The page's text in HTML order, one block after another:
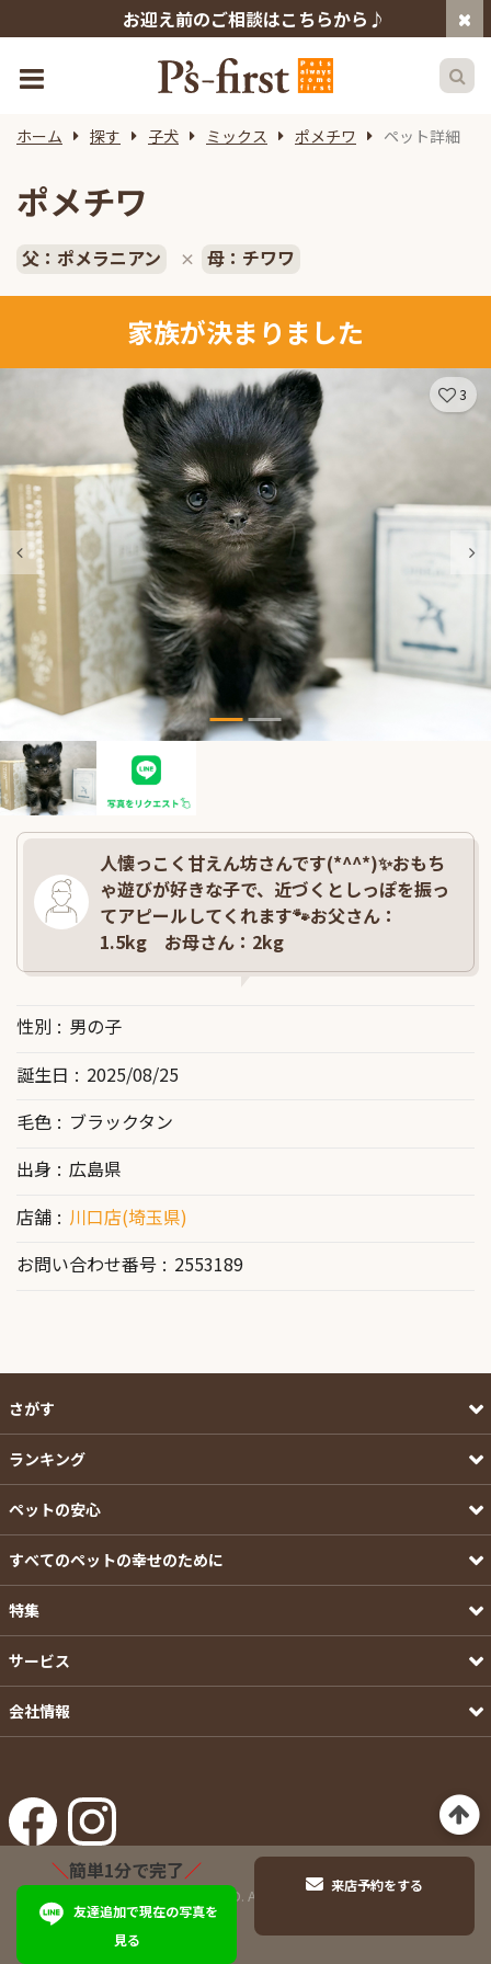
お迎え前のご相談はこちらから♪
ホーム 探す 子犬 ミックス ポメチワ ペット詳細
ポメチワ
父：ポメラニアン × 母：チワワ
家族が決まりました
3
人懐っこく甘えん坊さんです(*^^*)✨おもち
ゃ遊びが好きな子で、近づくとしっぽを振っ
てアピールしてくれます🐾お父さん：
1.5kg お母さん：2kg
性別
男の子
誕生日
2025/08/25
毛色
ブラックタン
出身
広島県
店舗
川口店(埼玉県)
お問い合わせ番号
2553189
さがす
ランキング
ペットの安心
すべてのペットの幸せのために
特集
サービス
会社情報
©Pets-first CO.,LTD. All Rights Reserved.
＼簡単1分で完了／
友達追加で現在の写真を
見る
来店予約をする